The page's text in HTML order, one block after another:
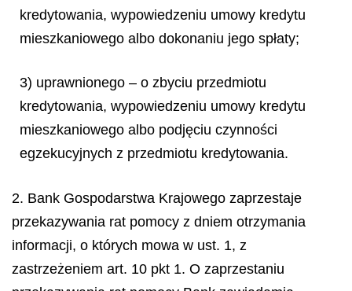
kredytowania, wypowiedzeniu umowy kredytu
mieszkaniowego albo dokonaniu jego spłaty;
3) uprawnionego – o zbyciu przedmiotu
kredytowania, wypowiedzeniu umowy kredytu
mieszkaniowego albo podjęciu czynności
egzekucyjnych z przedmiotu kredytowania.
2. Bank Gospodarstwa Krajowego zaprzestaje
przekazywania rat pomocy z dniem otrzymania
informacji, o których mowa w ust. 1, z
zastrzeżeniem art. 10 pkt 1. O zaprzestaniu